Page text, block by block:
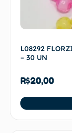
L08292
– 30 UN
R$20,00